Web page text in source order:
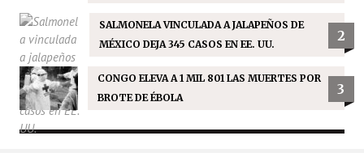
SALMONELA VINCULADA A JALAPEÑOS DE
MÉXICO DEJA 345 CASOS EN EE. UU.
2
CONGO ELEVA A 1 MIL 801 LAS MUERTES POR
BROTE DE ÉBOLA
3